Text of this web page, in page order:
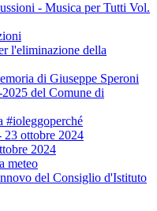
- Musica per Tutti Vol.
l'eliminazione della
di Giuseppe Speroni
del Comune di
#ioleggoperché
23 ottobre 2024
2024
meteo
del Consiglio d'Istituto